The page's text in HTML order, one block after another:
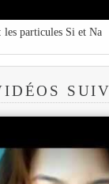
particules Si et Na